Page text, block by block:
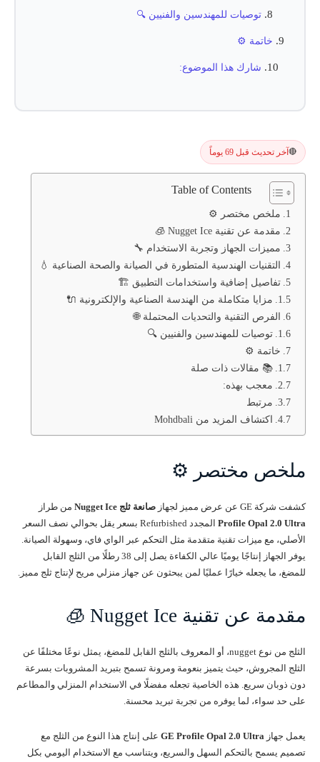
توصيات للمهندسين والفنيين 🔍
خاتمة ⚙️
شارك هذا الموضوع:
🔴آخر تحديث قبل 69 يوماً
Table of Contents
ملخص مختصر ⚙️
مقدمة عن تقنية Nugget Ice 🧊
مميزات الجهاز وتجربة الاستخدام 🔧
التقنيات الهندسية المتطورة في الصيانة والصحة الصناعية 💧
تفاصيل إضافية واستخدامات التطبيق 🏗️
مزايا متكاملة من الهندسة الصناعية والإلكترونية 🔌
الفرص التقنية والتحديات المحتملة 🌐
توصيات للمهندسين والفنيين 🔍
خاتمة ⚙️
📚 مقالات ذات صلة
معجب بهذه:
مرتبط
اكتشاف المزيد من Mohdbali
ملخص مختصر ⚙️
كشفت شركة GE عن عرض مميز لجهاز صانعة ثلج Nugget Ice
من طراز
Profile Opal 2.0 Ultra
المجدد Refurbished بسعر يقل بحوالي نصف السعر
الأصلي، مع ميزات تقنية متقدمة مثل التحكم عبر الواي فاي، وسهولة الصيانة.
يوفر الجهاز إنتاجًا يوميًا عالي الكفاءة يصل إلى 38 رطلًا من الثلج القابل
للمضغ، ما يجعله خيارًا عمليًا لمن يبحثون عن جهاز منزلي مريح لإنتاج ثلج مميز.
مقدمة عن تقنية Nugget Ice 🧊
الثلج من نوع nugget، أو المعروف بالثلج القابل للمضغ، يمثل نوعًا مختلفًا عن
الثلج المجروش، حيث يتميز بنعومة ومرونة تسمح بتبريد المشروبات بسرعة
دون ذوبان سريع. هذه الخاصية تجعله مفضلًا في الاستخدام المنزلي والمطاعم
على حد سواء، لما يوفره من تجربة تبريد محسنة.
يعمل جهاز GE Profile Opal 2.0 Ultra على إنتاج هذا النوع من الثلج مع
تصميم يسمح بالتحكم السهل والسريع، ويتناسب مع الاستخدام اليومي بكل